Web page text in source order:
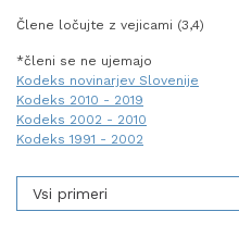
Člene ločujte z vejicami (3,4)
*členi se ne ujemajo
Kodeks novinarjev Slovenije
Kodeks 2010 - 2019
Kodeks 2002 - 2010
Kodeks 1991 - 2002
Vsi primeri